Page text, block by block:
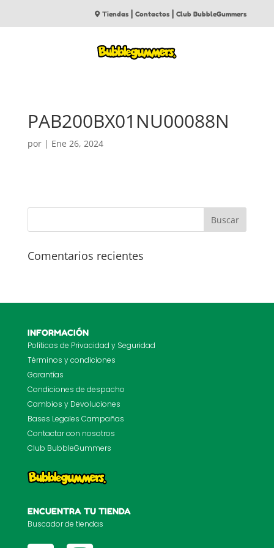
Tiendas |Contactos |Club BubbleGummers
PAB200BX01NU00088N
por | Ene 26, 2024
Comentarios recientes
INFORMACIÓN
Políticas de Privacidad y Seguridad
Términos y condiciones
Garantías
Condiciones de despacho
Cambios y Devoluciones
Bases Legales Campañas
Contactar con nosotros
Club BubbleGummers
ENCUENTRA TU TIENDA
Buscador de tiendas